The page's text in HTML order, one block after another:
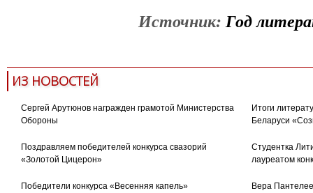
Источник: Год
ИЗ НОВОСТЕЙ
Сергей Арутюнов награжден грамотой Министерства
Обороны
Итоги
Беларуси
Поздравляем победителей конкурса свазорий
«Золотой Цицерон»
Студентка
лауреатом
Победители конкурса «Весенняя капель»
Вера